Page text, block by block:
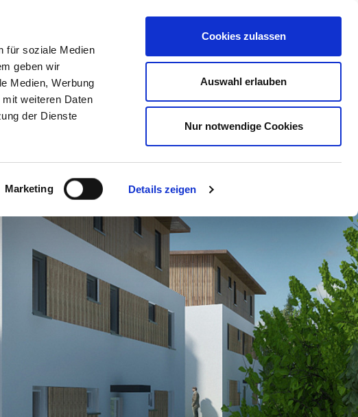
für soziale Medien
geben wir
Medien, Werbung
weiteren Daten
der Dienste
Marketing Details zeigen
Cookies zulassen
Auswahl erlauben
Nur notwendige Cookies